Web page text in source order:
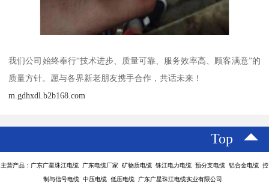
我们公司始终奉行“技术进步、质量可靠、服务效率高、顾客满意”的
质量方针。愿与各界新老朋友携手合作，共话未来！
m.gdhxdl.b2b168.com
Top
主营产品：广东广星珠江电缆 广东电缆厂家 矿物质电缆 铢江电力电缆 预分支电缆 铝合金电缆 控
制与信号电缆 中压电缆 低压电缆 广东广星珠江电缆实业有限公司